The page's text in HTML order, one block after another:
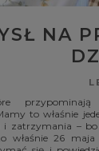
NA
to właśnie
i zatrzymania –
właśnie 26